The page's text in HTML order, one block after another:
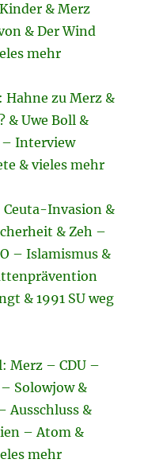
& Merz
& Der Wind
mehr
Hahne zu Merz &
& Uwe Boll &
Interview
& vieles mehr
Ceuta-Invasion &
& Zeh –
– Islamismus &
& 1991 SU weg
Merz – CDU –
Solowjow &
Ausschluss &
– Atom &
mehr